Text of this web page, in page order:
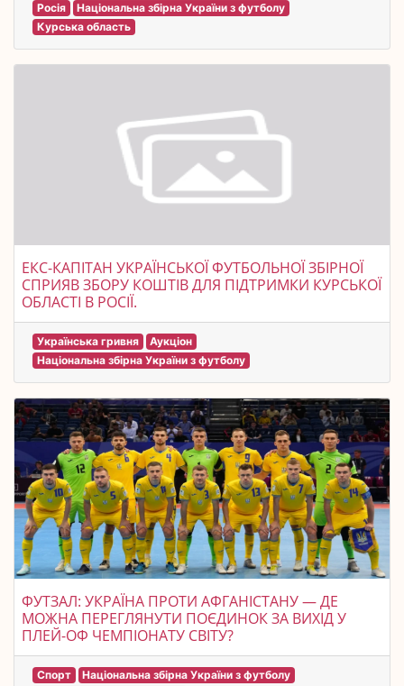
Росія
Національна збірна України з футболу
Курська область
ЕКС-КАПІТАН УКРАЇНСЬКОЇ ФУТБОЛЬНОЇ ЗБІРНОЇ
СПРИЯВ ЗБОРУ КОШТІВ ДЛЯ ПІДТРИМКИ КУРСЬКОЇ
ОБЛАСТІ В РОСІЇ.
Українська гривня
Аукціон
Національна збірна України з футболу
ФУТЗАЛ: УКРАЇНА ПРОТИ АФГАНІСТАНУ — ДЕ
МОЖНА ПЕРЕГЛЯНУТИ ПОЄДИНОК ЗА ВИХІД У
ПЛЕЙ-ОФ ЧЕМПІОНАТУ СВІТУ?
Спорт
Національна збірна України з футболу